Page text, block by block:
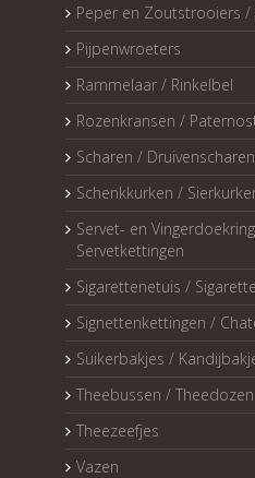
Peper en Zoutstrooiers /
Pijpenwroeters
Rammelaar / Rinkelbel
Rozenkransen /
Scharen / Druivenscharen
Schenkkurken /
Servet- en
Servetkettingen
Sigarettenetuis /
Signettenkettingen /
Suikerbakjes /
Theebussen / Theedozen
Theezeefjes
Vazen